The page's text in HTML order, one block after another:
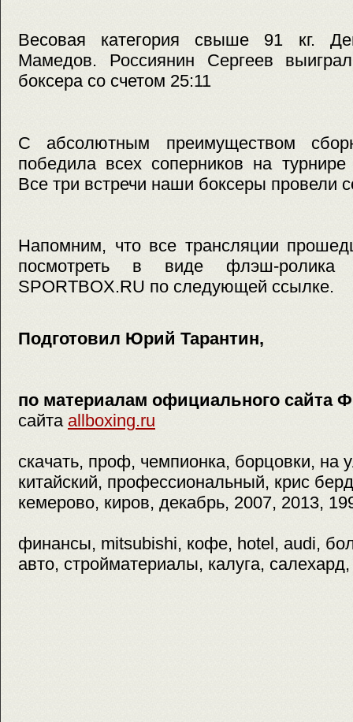
Весовая категория свыше 91 кг.
Мамедов. Россиянин Сергеев
боксера со счетом 25:11
С абсолютным преимуществом
победила всех соперников на
Все три встречи наши боксеры провели
Напомним, что все трансляции
посмотреть в виде флэш-
SPORTBOX.RU по следующей ссылке.
Подготовил Юрий Тарантин,
по материалам официального сайта
сайта allboxing.ru
скачать, проф, чемпионка, борцовки, на
китайский, профессиональный, крис
кемерово, киров, декабрь, 2007, 2013,
финансы, mitsubishi, кофе, hotel, audi,
авто, стройматериалы, калуга,